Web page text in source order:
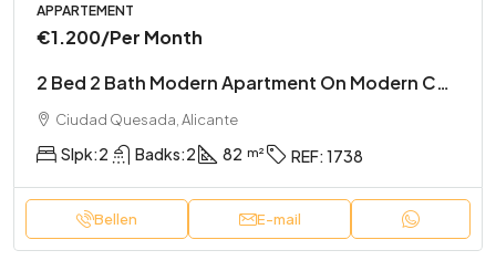
APPARTEMENT
€1.200/Per Month
2 Bed 2 Bath Modern Apartment On Modern Complex
Ciudad Quesada, Alicante
Slpk:2 Badks:2 82 REF: 1738
Bellen E-mail